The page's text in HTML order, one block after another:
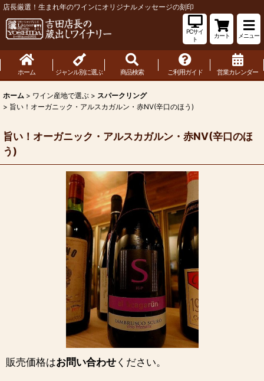
店長厳選！生まれ年のワインにオリジナルメッセージの刻印
PCサイ
ト
カート メニュー
ホーム ジャンル別に選ぶ 商品検索 ご利用ガイド 営業カレンダー
ホーム > ワイン産地で選ぶ > スパークリング
> 旨い！オーガニック・アルスカガルン・赤NV(辛口のほう)
旨い！オーガニック・アルスカガルン・赤NV(辛口のほ
う)
販売価格はお問い合わせください。